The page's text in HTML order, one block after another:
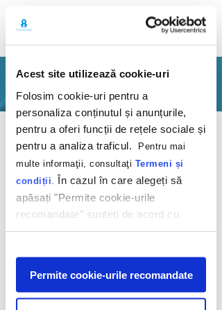
Acest site utilizează cookie-uri
Folosim cookie-uri pentru a
personaliza conținutul și anunțurile,
pentru a oferi funcții de rețele sociale și
pentru a analiza traficul.
Pentru mai
multe informaţii, consultaţi Termeni și
condiții În cazul în care alegeți să
apăsați "Permite cookie-urile
recomandate" sunteți de acord cu
utilizarea modulelor noastre cookie.
Afişare
Permite cookie-urile recomandate
PORTFOLIO
Back
Content to the
rescue
Nordic Shops
2020